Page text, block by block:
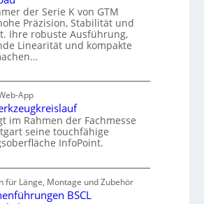
der Serie K von GTM
Präzision, Stabilität und
Ihre robuste Ausführung,
Linearität und kompakte
App
im Rahmen der Fachmesse
seine touchfähige
InfoPoint.
für Länge, Montage und Zubehör
BSCL